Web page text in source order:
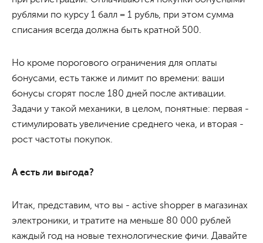
рублями по курсу 1 балл = 1 рубль, при этом сумма
списания всегда должна быть кратной 500.
Но кроме порогового ограничения для оплаты
бонусами, есть также и лимит по времени: ваши
бонусы сгорят после 180 дней после активации.
Задачи у такой механики, в целом, понятные: первая -
стимулировать увеличение среднего чека, и вторая -
рост частоты покупок.
А есть ли выгода?
Итак, представим, что вы - active shopper в магазинах
электроники, и тратите на меньше 80 000 рублей
каждый год на новые технологические фичи. Давайте